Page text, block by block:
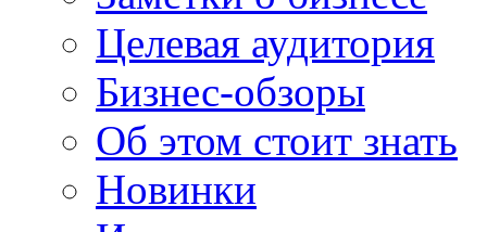
Целевая аудитория
Бизнес-обзоры
Об этом стоит знать
Новинки